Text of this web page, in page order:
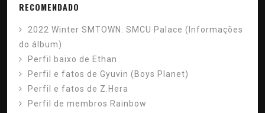
RECOMENDADO
2022 Winter SMTOWN: SMCU Palace (Informações
do álbum)
Perfil baixo de Ethan
Perfil e fatos de Gyuvin (Boys Planet)
Perfil e fatos de Z.Hera
Perfil de membros Rainbow